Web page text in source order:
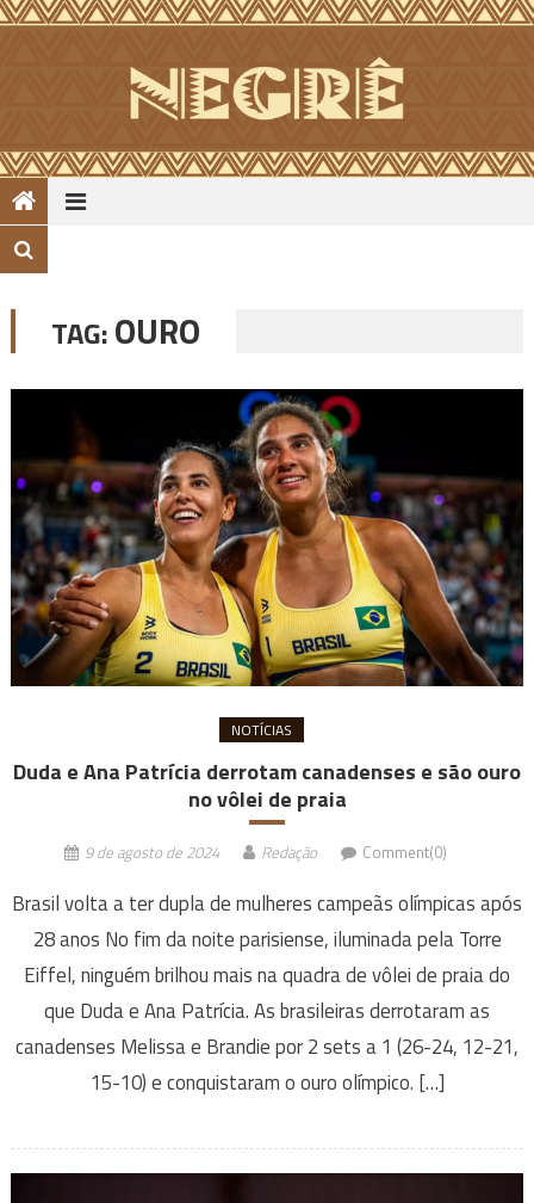
Skip
TAG:OURO
NOTÍCIAS
Duda e Ana Patrícia derrotam canadenses e são ouro
no vôlei de praia
9 de agosto de 2024 Redação Comment(0)
Brasil volta a ter dupla de mulheres campeãs olímpicas após
28 anos No fim da noite parisiense, iluminada pela Torre
Eiffel, ninguém brilhou mais na quadra de vôlei de praia do
que Duda e Ana Patrícia. As brasileiras derrotaram as
canadenses Melissa e Brandie por 2 sets a 1 (26-24, 12-21,
15-10) e conquistaram o ouro olímpico. […]